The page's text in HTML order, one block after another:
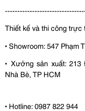
Thiết kế và thi công
▪ Showroom: 547
▪ Xưởng sản xuất:
Nhà Bè, TP HCM
▪ Hotline: 0987 822 944